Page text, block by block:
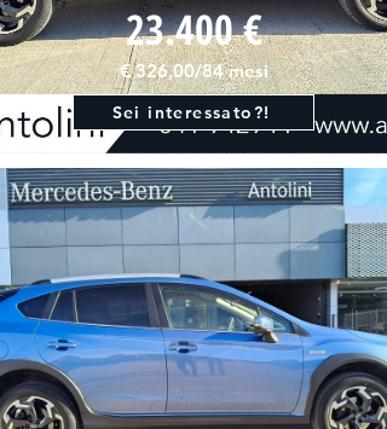
23.400 €
€ 326,00/84 mesi
Sei interessato?!